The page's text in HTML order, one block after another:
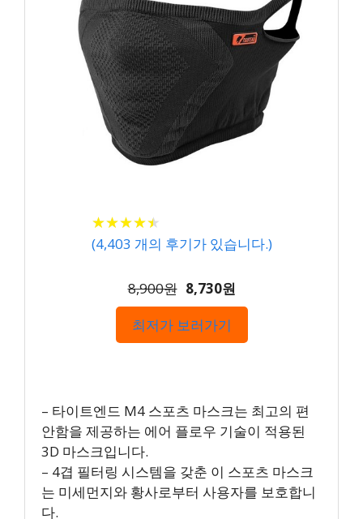
★★★★★
★★★★★
(4,403 개의 후기가 있습니다.)
8,900원 8,730원
최저가 보러가기
– 타이트엔드 M4 스포츠 마스크는 최고의 편
안함을 제공하는 에어 플로우 기술이 적용된
3D 마스크입니다.
– 4겹 필터링 시스템을 갖춘 이 스포츠 마스크
는 미세먼지와 황사로부터 사용자를 보호합니
다.